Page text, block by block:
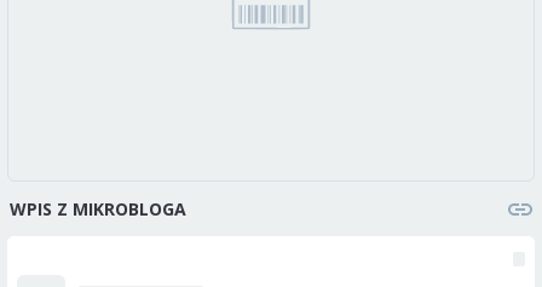
WPIS Z MIKROBLOGA